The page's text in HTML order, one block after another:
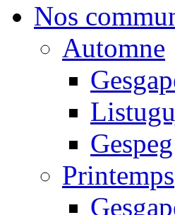
Nos
Automne
Gespeg
Printemps